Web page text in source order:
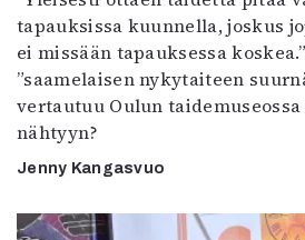
tapauksissa kuunnella, joskus
ei missään tapauksessa
”saamelaisen nykytaiteen
vertautuu Oulun taidemuseossa
nähtyyn?
Jenny Kangasvuo